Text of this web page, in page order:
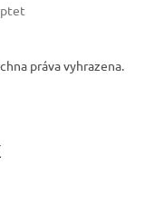
práva vyhrazena.